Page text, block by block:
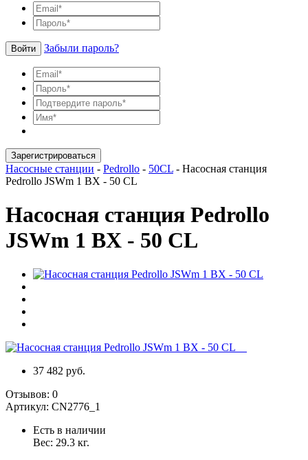
Войти Забыли пароль?
Зарегистрироваться
Насосные станции - Pedrollo - 50CL - Насосная станция
Pedrollo JSWm 1 BX - 50 CL
Насосная станция Pedrollo
JSWm 1 BX - 50 CL
37 482 руб.
Отзывов: 0
Артикул: CN2776_1
Есть в наличии
Вес: 29.3 кг.